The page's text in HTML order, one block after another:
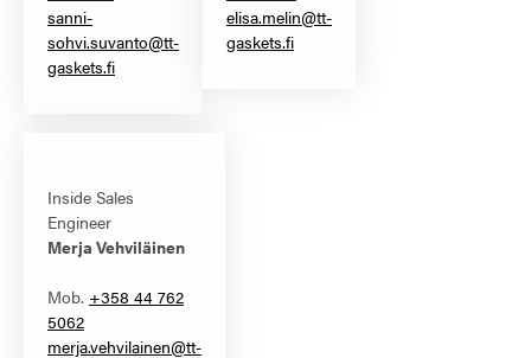
sanni-
sohvi.suvanto@tt-
gaskets.fi
elisa.melin@tt-
gaskets.fi
Inside Sales
Engineer
Merja Vehviläinen
Mob. +358 44 762
5062
merja.vehvilainen@tt-